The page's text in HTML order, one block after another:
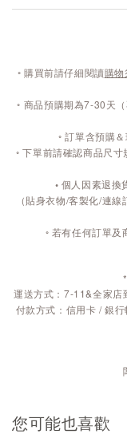
◦ 購買前請仔細閱讀購物
◦ 商品預購期為7-30天
◦ 訂單含預購
◦ 下單前請確認商品尺寸
◦ 個人因素退換
（貼身衣物/客製化/連
◦ 若有任何訂單及
運送方式：7-11&全家店
付款方式：信用卡 / 銀
您可能也喜歡